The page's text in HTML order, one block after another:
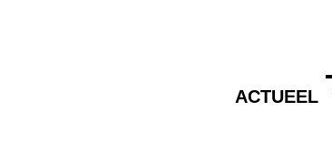
ACTUEEL